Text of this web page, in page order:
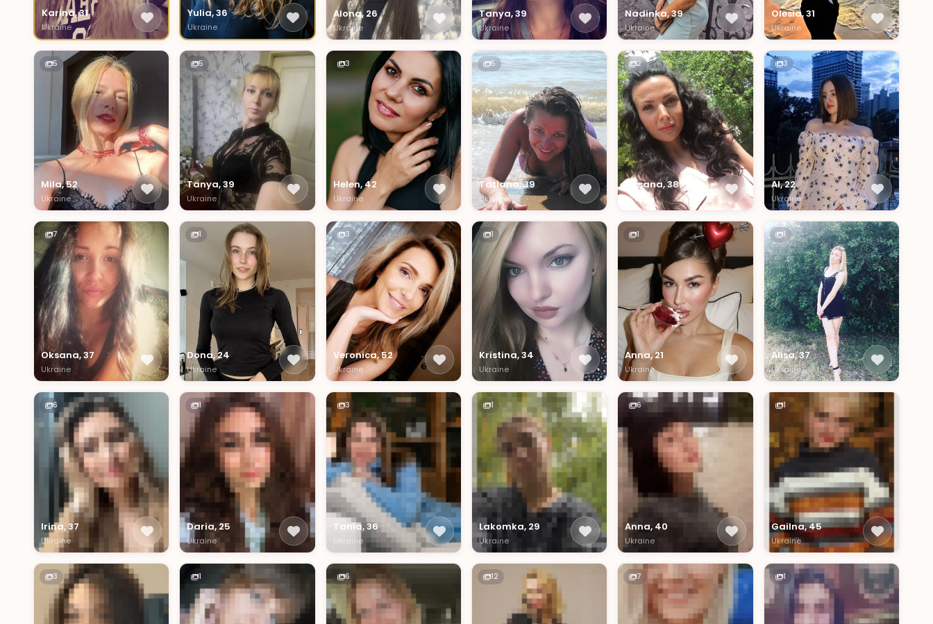
Karina, 31
Ukraine
Yulia, 36
Ukraine
Alona, 26
Ukraine
Tanya, 39
Ukraine
Nadinka, 39
Ukraine
Olesia, 31
Ukraine
5
Mila, 52
Ukraine
5
Tanya, 39
Ukraine
3
Helen, 42
Ukraine
5
Tatiana, 39
Ukraine
2
Oksana, 38
Ukraine
3
Al, 22
Ukraine
7
Oksana, 37
Ukraine
1
Dona, 24
Ukraine
3
Veronica, 52
Ukraine
1
Kristina, 34
Ukraine
1
Anna, 21
Ukraine
1
Alisa, 37
Ukraine
6
Irina, 37
Ukraine
1
Daria, 25
Ukraine
3
Tania, 36
Ukraine
1
Lakomka, 29
Ukraine
6
Anna, 40
Ukraine
1
Gailna, 45
Ukraine
3 1 6 12 7 1